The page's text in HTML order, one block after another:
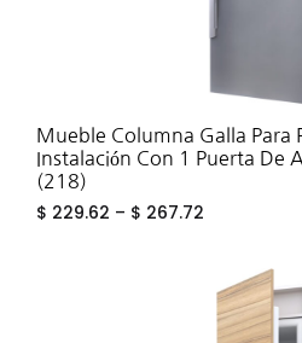
Mueble Columna Galla Para
Instalación Con 1 Puerta De
(218)
$ 229.62 – $ 267.72